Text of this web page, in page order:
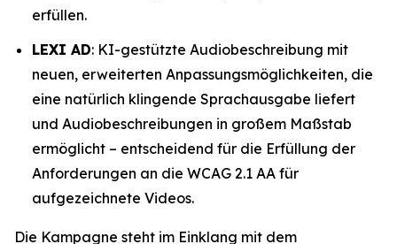
erfüllen.
LEXI AD: KI-gestützte Audiobeschreibung mit
neuen, erweiterten Anpassungsmöglichkeiten, die
eine natürlich klingende Sprachausgabe liefert
und Audiobeschreibungen in großem Maßstab
ermöglicht – entscheidend für die Erfüllung der
Anforderungen an die WCAG 2.1 AA für
aufgezeichnete Videos.
Die Kampagne steht im Einklang mit dem